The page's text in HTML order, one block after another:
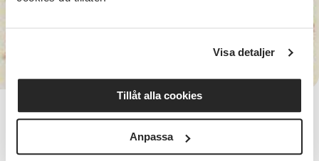
Visa detaljer
Tillåt alla cookies
Anpassa
Bygg ditt Släktträd
tis 2026-09-29